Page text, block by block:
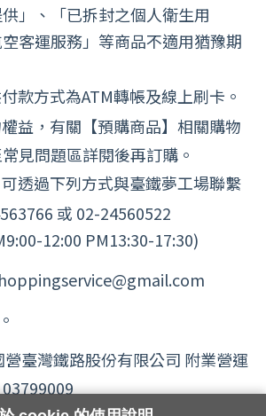
」、「已拆封之個人衛生用
客運服務」等商品不適用猶豫期
款方式為ATM轉帳及線上刷卡。
益，有關【預購商品】相關購物
見問題區詳閱後再訂購。
透過下列方式與臺鐵夢工場聯繫
或 02-24560522
12:00 PM13:30-17:30)
臺灣鐵路股份有限公司 附業營運